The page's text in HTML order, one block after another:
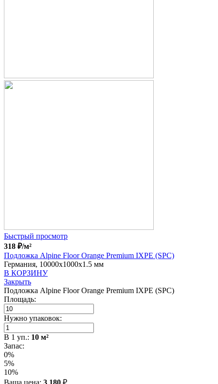
Быстрый просмотр
318 ₽/м²
Подложка Alpine Floor Orange Premium IXPE (SPC)
Германия, 10000x1000x1.5 мм
В КОРЗИНУ
Закрыть
Подложка Alpine Floor Orange Premium IXPE (SPC)
Площадь:
Нужно упаковок:
В 1 уп.: 10 м²
Запас:
0%
5%
10%